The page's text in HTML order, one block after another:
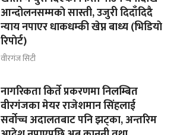
आन्दोलनसम्मकाे सास्ती, उजुरी दिदाँदिदै
न्याय नपाएर धाकधम्की खेप्न बाध्य (भिडियाे
रिपाेर्ट)
वीरगंज सिटी
नागरिकता किर्ते प्रकरणमा निलम्बित
वीरगंजका मेयर राजेशमान सिंहलाई
सर्वोच्च अदालतबाट पनि झट्का, अन्तरिम